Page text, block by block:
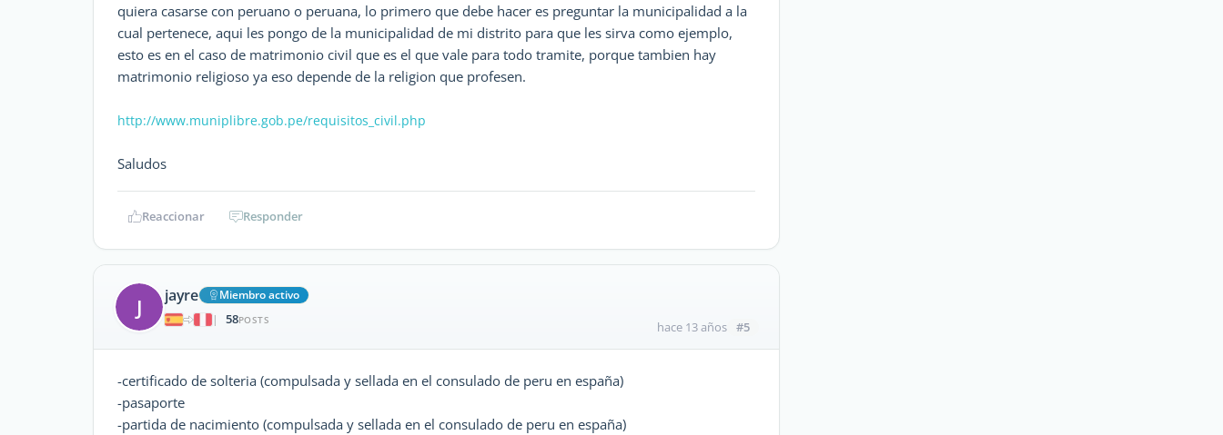
quiera casarse con peruano o peruana, lo primero que debe hacer es preguntar la municipalidad a la
cual pertenece, aqui les pongo de la municipalidad de mi distrito para que les sirva como ejemplo,
esto es en el caso de matrimonio civil que es el que vale para todo tramite, porque tambien hay
matrimonio religioso ya eso depende de la religion que profesen.
http://www.muniplibre.gob.pe/requisitos_civil.php
Saludos
Reaccionar Responder
J jayre
Miembro activo
|
58POSTS hace 13 años #5
-certificado de solteria (compulsada y sellada en el consulado de peru en españa)
-pasaporte
-partida de nacimiento (compulsada y sellada en el consulado de peru en españa)